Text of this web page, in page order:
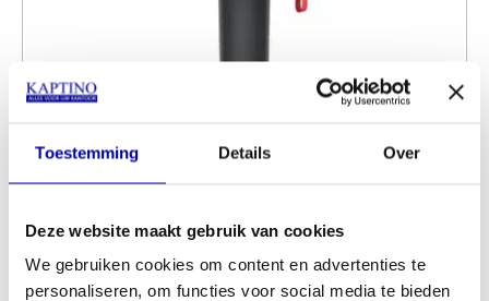
Toestemming Details Over
Deze website maakt gebruik van cookies
We gebruiken cookies om content en advertenties te
personaliseren, om functies voor social media te bieden